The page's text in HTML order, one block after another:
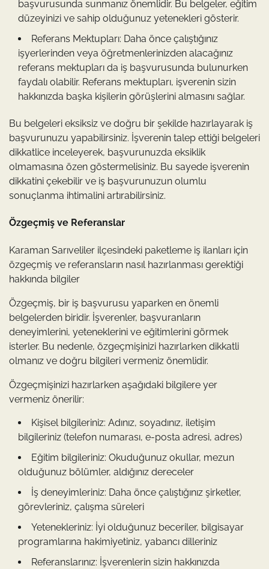
başvurusunda sunmanız önemlidir. Bu belgeler, eğitim
düzeyinizi ve sahip olduğunuz yetenekleri gösterir.
Referans Mektupları: Daha önce çalıştığınız
işyerlerinden veya öğretmenlerinizden alacağınız
referans mektupları da iş başvurusunda bulunurken
faydalı olabilir. Referans mektupları, işverenin sizin
hakkınızda başka kişilerin görüşlerini almasını sağlar.
Bu belgeleri eksiksiz ve doğru bir şekilde hazırlayarak iş
başvurunuzu yapabilirsiniz. İşverenin talep ettiği belgeleri
dikkatlice inceleyerek, başvurunuzda eksiklik
olmamasına özen göstermelisiniz. Bu sayede işverenin
dikkatini çekebilir ve iş başvurunuzun olumlu
sonuçlanma ihtimalini artırabilirsiniz.
Özgeçmiş ve Referanslar
Karaman Sarıveliler ilçesindeki paketleme iş ilanları için
özgeçmiş ve referansların nasıl hazırlanması gerektiği
hakkında bilgiler
Özgeçmiş, bir iş başvurusu yaparken en önemli
belgelerden biridir. İşverenler, başvuranların
deneyimlerini, yeteneklerini ve eğitimlerini görmek
isterler. Bu nedenle, özgeçmişinizi hazırlarken dikkatli
olmanız ve doğru bilgileri vermeniz önemlidir.
Özgeçmişinizi hazırlarken aşağıdaki bilgilere yer
vermeniz önerilir:
Kişisel bilgileriniz: Adınız, soyadınız, iletişim
bilgileriniz (telefon numarası, e-posta adresi, adres)
Eğitim bilgileriniz: Okuduğunuz okullar, mezun
olduğunuz bölümler, aldığınız dereceler
İş deneyimleriniz: Daha önce çalıştığınız şirketler,
görevleriniz, çalışma süreleri
Yetenekleriniz: İyi olduğunuz beceriler, bilgisayar
programlarına hakimiyetiniz, yabancı dilleriniz
Referanslarınız: İşverenlerin sizin hakkınızda